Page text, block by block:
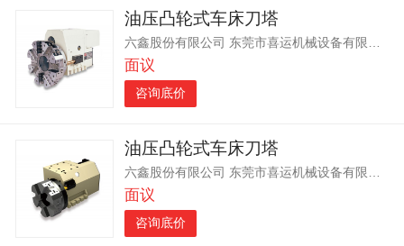
油压凸轮式车床刀塔
六鑫股份有限公司 东莞市喜运机械设备有限公司
面议
咨询底价
油压凸轮式车床刀塔
六鑫股份有限公司 东莞市喜运机械设备有限公司
面议
咨询底价